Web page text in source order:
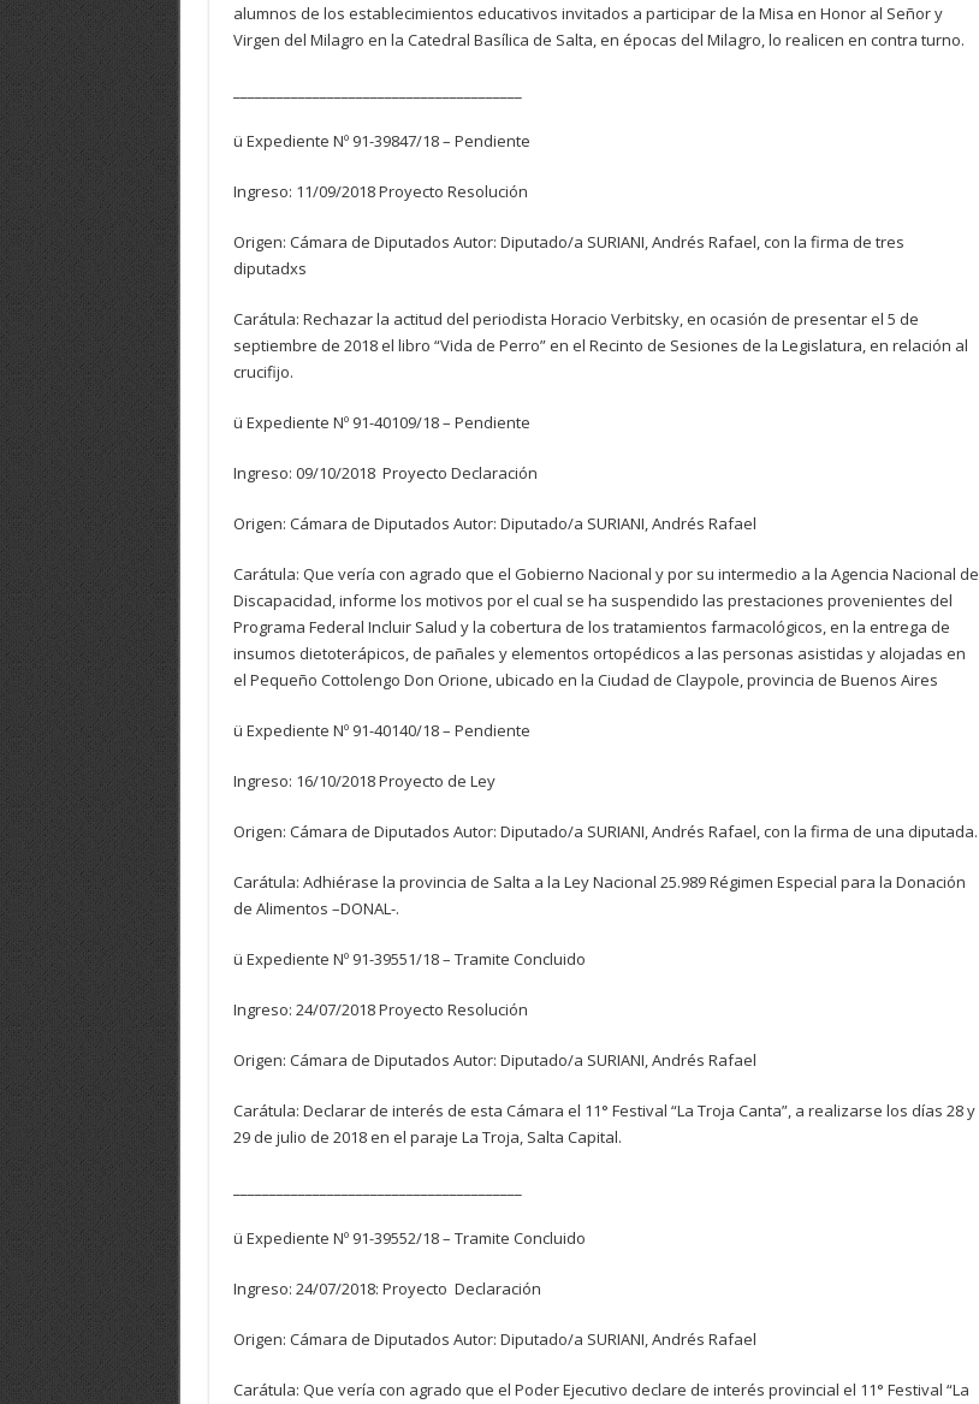
alumnos de los establecimientos educativos invitados a participar de la Misa en Honor al Señor y
Virgen del Milagro en la Catedral Basílica de Salta, en épocas del Milagro, lo realicen en contra turno.
ü Expediente Nº 91-39847/18 – Pendiente
Ingreso: 11/09/2018 Proyecto Resolución
Origen: Cámara de Diputados Autor: Diputado/a SURIANI, Andrés Rafael, con la firma de tres
diputadxs
Carátula: Rechazar la actitud del periodista Horacio Verbitsky, en ocasión de presentar el 5 de
septiembre de 2018 el libro “Vida de Perro” en el Recinto de Sesiones de la Legislatura, en relación al
crucifijo.
ü Expediente Nº 91-40109/18 – Pendiente
Ingreso: 09/10/2018 Proyecto Declaración
Origen: Cámara de Diputados Autor: Diputado/a SURIANI, Andrés Rafael
Carátula: Que vería con agrado que el Gobierno Nacional y por su intermedio a la Agencia Nacional de
Discapacidad, informe los motivos por el cual se ha suspendido las prestaciones provenientes del
Programa Federal Incluir Salud y la cobertura de los tratamientos farmacológicos, en la entrega de
insumos dietoterápicos, de pañales y elementos ortopédicos a las personas asistidas y alojadas en
el Pequeño Cottolengo Don Orione, ubicado en la Ciudad de Claypole, provincia de Buenos Aires
ü Expediente Nº 91-40140/18 – Pendiente
Ingreso: 16/10/2018 Proyecto de Ley
Origen: Cámara de Diputados Autor: Diputado/a SURIANI, Andrés Rafael, con la firma de una diputada.
Carátula: Adhiérase la provincia de Salta a la Ley Nacional 25.989 Régimen Especial para la Donación
de Alimentos –DONAL-.
ü Expediente Nº 91-39551/18 – Tramite Concluido
Ingreso: 24/07/2018 Proyecto Resolución
Origen: Cámara de Diputados Autor: Diputado/a SURIANI, Andrés Rafael
Carátula: Declarar de interés de esta Cámara el 11° Festival “La Troja Canta”, a realizarse los días 28 y
29 de julio de 2018 en el paraje La Troja, Salta Capital.
ü Expediente Nº 91-39552/18 – Tramite Concluido
Ingreso: 24/07/2018: Proyecto Declaración
Origen: Cámara de Diputados Autor: Diputado/a SURIANI, Andrés Rafael
Carátula: Que vería con agrado que el Poder Ejecutivo declare de interés provincial el 11° Festival “La